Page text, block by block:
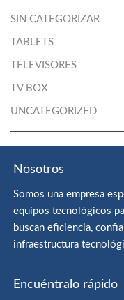
SIN CATEGORIZAR
TABLETS
TELEVISORES
TV BOX
UNCATEGORIZED
Nosotros
Somos una empresa
equipos tecnológicos
buscan eficiencia,
infraestructura
Encuéntralo rápido